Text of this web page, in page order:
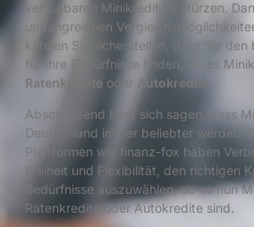
verfügbaren Minikredit zu stürzen.
umfangreichen
können Sie sicherstellen, dass Sie
für Ihre Bedürfnisse finden, sei es
Ratenkredite oder Autokredite
Abschließend lässt sich sagen, dass
Deutschland immer beliebter werden.
Plattformen wie finanz-fox haben
Freiheit und Flexibilität, den richtigen
Bedürfnisse auszuwählen, ob es nun
Ratenkredite oder Autokredite sind.